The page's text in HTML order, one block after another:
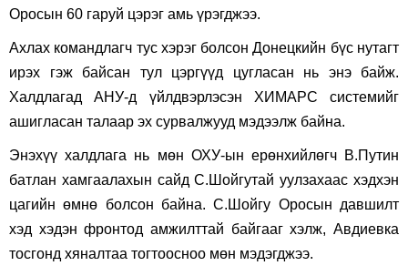
Оросын 60 гаруй цэрэг амь үрэгджээ.
Ахлах командлагч тус хэрэг болсон Донецкийн бүс нутагт
ирэх гэж байсан тул цэргүүд цугласан нь энэ байж.
Халдлагад АНУ-д үйлдвэрлэсэн ХИМАРС системийг
ашигласан талаар эх сурвалжууд мэдээлж байна.
Энэхүү халдлага нь мөн ОХУ-ын ерөнхийлөгч В.Путин
батлан хамгаалахын сайд С.Шойгутай уулзахаас хэдхэн
цагийн өмнө болсон байна. С.Шойгу Оросын давшилт
хэд хэдэн фронтод амжилттай байгааг хэлж, Авдиевка
тосгонд хяналтаа тогтоосноо мөн мэдэгджээ.